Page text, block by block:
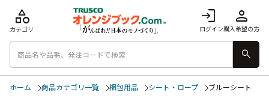
login
ログイン
person
購入希望の方
category
カテゴリ
search
ホーム 商品カテゴリ一覧 梱包用品 シート・ロープ ブルーシート